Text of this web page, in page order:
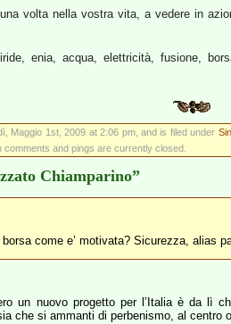
volta nella vostra vita, a vedere in
iride, enia, acqua, elettricità, fusione,
Maggio 1st, 2009 at 2:06 pm, and is filed under
comments and pings are currently closed.
Chiamparino”
come e’ motivata? Sicurezza, alias
un nuovo progetto per l’Italia è da lì
che si ammanti di perbenismo, al centro